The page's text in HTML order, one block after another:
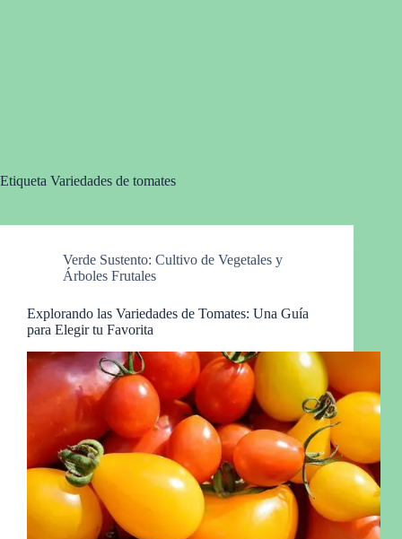
Etiqueta Variedades de tomates
Verde Sustento: Cultivo de Vegetales y
Árboles Frutales
Explorando las Variedades de Tomates: Una Guía
para Elegir tu Favorita